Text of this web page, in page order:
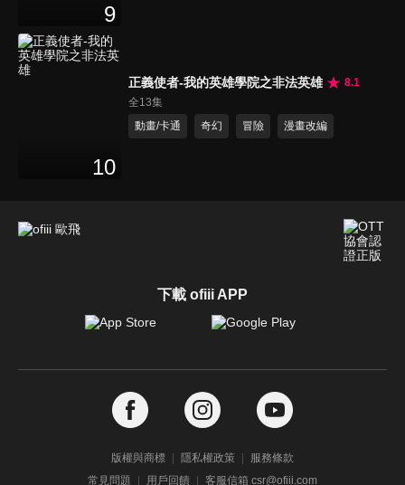
9
10
正義使者-我的英雄學院之非法英雄
8.1
全13集
動畫/卡通
奇幻 冒險 漫畫改編
下載 ofiii APP
版權與商標 隱私權政策
服務條款
常見問題
用戶回饋 客服信箱 csr@ofiii.com